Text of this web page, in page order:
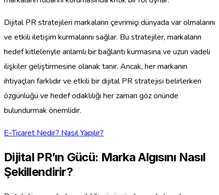
Dijital PR stratejileri markaların çevrimiçi dünyada var olmalarını
ve etkili iletişim kurmalarını sağlar. Bu stratejiler, markaların
hedef kitleleriyle anlamlı bir bağlantı kurmasına ve uzun vadeli
ilişkiler geliştirmesine olanak tanır. Ancak, her markanın
ihtiyaçları farklıdır ve etkili bir dijital PR stratejisi belirlerken
özgünlüğü ve hedef odaklılığı her zaman göz önünde
bulundurmak önemlidir.
E-Ticaret Nedir? Nasıl Yapılır?
Dijital PR’ın Gücü: Marka Algısını Nasıl
Şekillendirir?